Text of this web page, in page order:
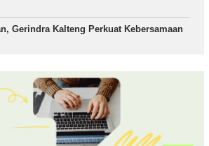
Gerindra Kalteng Perkuat Kebersamaan